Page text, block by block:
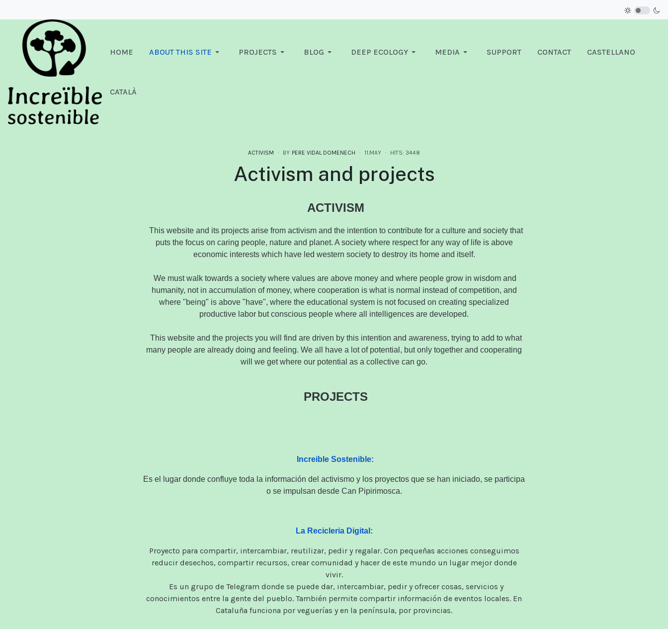
HOME ABOUT THIS SITE PROJECTS BLOG DEEP ECOLOGY MEDIA SUPPORT CONTACT CASTELLANO
CATALÀ
ACTIVISM BY PERE VIDAL DOMENECH 11.MAY HITS: 3448
Activism and projects
ACTIVISM
This website and its projects arise from activism and the intention to contribute for a culture and society that
puts the focus on caring people, nature and planet. A society where respect for any way of life is above
economic interests which have led western society to destroy its home and itself.
We must walk towards a society where values ​​are above money and where people grow in wisdom and
humanity, not in accumulation of money, where cooperation is what is normal instead of competition, and
where "being" is above "have", where the educational system is not focused on creating specialized
productive labor but conscious people where all intelligences are developed.
This website and the projects you will find are driven by this intention and awareness, trying to add to what
many people are already doing and feeling. We all have a lot of potential, but only together and cooperating
will we get where our potential as a collective can go.
PROJECTS
Increible Sostenible:
Es el lugar donde confluye toda la información del activismo y los proyectos que se han iniciado, se participa
o se impulsan desde Can Pipirimosca.
La Recicleria Digital:
Proyecto para compartir, intercambiar, reutilizar, pedir y regalar. Con pequeñas acciones conseguimos
reducir desechos, compartir recursos, crear comunidad y hacer de este mundo un lugar mejor donde
vivir.
Es un grupo de Telegram donde se puede dar, intercambiar, pedir y ofrecer cosas, servicios y
conocimientos entre la gente del pueblo. También permite compartir información de eventos locales. En
Cataluña funciona por veguerías y en la península, por provincias.